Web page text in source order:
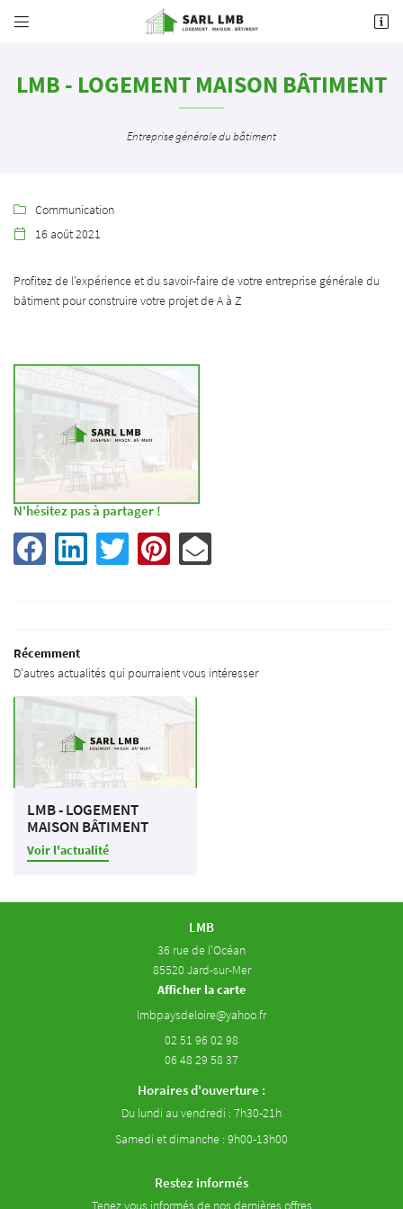

Votre projet
activités
En images
Actualités
Avis
Contact

02 51 96 02 98
 Adresse email de réception
INSCRIPTION
LMB - LOGEMENT MAISON BÂTIMENT
Entreprise générale du bâtiment
 Communication
 16 août 2021
Profitez de l'expérience et du savoir-faire de votre entreprise générale du
bâtiment pour construire votre projet de A à Z
N'hésitez pas à partager !
Récemment
D'autres actualités qui pourraient vous intéresser
LMB - LOGEMENT
MAISON BÂTIMENT
Voir l'actualité
LMB
36 rue de l'Océan
85520 Jard-sur-Mer
Afficher la carte
02 51 96 02 98
06 48 29 58 37
Horaires d'ouverture :
Du lundi au vendredi : 7h30-21h
Samedi et dimanche : 9h00-13h00
Restez informés
Tenez vous informés de nos dernières offres